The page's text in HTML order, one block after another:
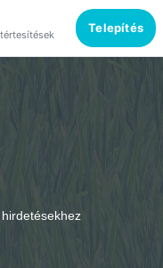
Telepítés